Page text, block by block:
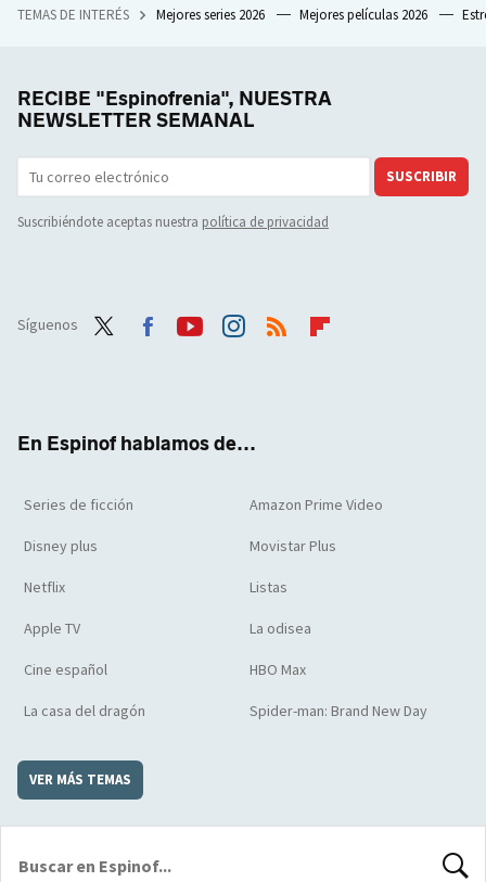
TEMAS DE INTERÉS Mejores series 2026 Mejores películas 2026
RECIBE "Espinofrenia", NUESTRA
NEWSLETTER SEMANAL
SUSCRIBIR
Suscribiéndote aceptas nuestra política de privacidad
Síguenos
En Espinof hablamos de...
Series de ficción Amazon Prime Video
Disney plus Movistar Plus
Netflix Listas
Apple TV La odisea
Cine español HBO Max
La casa del dragón Spider-man: Brand New Day
VER MÁS TEMAS